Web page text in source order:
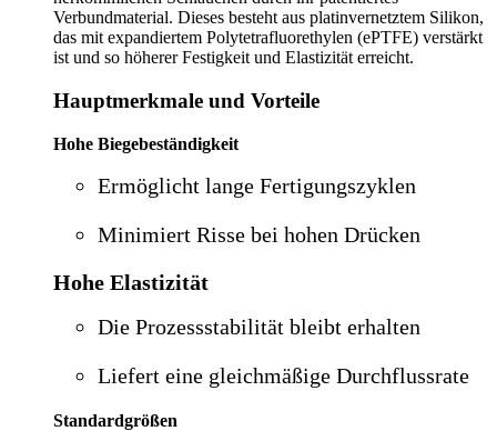
Verbundmaterial. Dieses besteht aus platinvernetztem Silikon,
das mit expandiertem Polytetrafluorethylen (ePTFE) verstärkt
ist und so höherer Festigkeit und Elastizität erreicht.
Hauptmerkmale und Vorteile
Hohe Biegebeständigkeit
Ermöglicht lange Fertigungszyklen
Minimiert Risse bei hohen Drücken
Hohe Elastizität
Die Prozessstabilität bleibt erhalten
Liefert eine gleichmäßige Durchflussrate
Standardgrößen